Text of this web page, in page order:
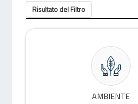
Risultato del Filtro
AMBIENTE